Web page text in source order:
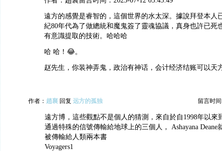
遠方的感覺是睿智的，這個世界的水太深。據說拜登本人
紀80年代為了做總統和魔鬼簽了靈魂協議，真身也許已死
有意識提取的技術。哈哈哈
哈 哈！😂。
赵先生，你装神弄鬼，政治有神话，会计经济结账可以天
作者： 趙襄 回复 远方的孤独 留言时间
遠方博，這些觀點不是個人的猜測，來自於自1998年以來
通過特殊的信號傳輸給地球上的三個人， Ashayana Deane
被傳輸給人類兩本書
Voyagers1